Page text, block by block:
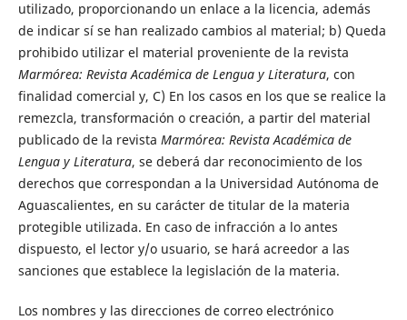
utilizado, proporcionando un enlace a la licencia, además
de indicar sí se han realizado cambios al material; b) Queda
prohibido utilizar el material proveniente de la revista
Marmórea: Revista Académica de Lengua y Literatura, con
finalidad comercial y, C) En los casos en los que se realice la
remezcla, transformación o creación, a partir del material
publicado de la revista Marmórea: Revista Académica de
Lengua y Literatura, se deberá dar reconocimiento de los
derechos que correspondan a la Universidad Autónoma de
Aguascalientes, en su carácter de titular de la materia
protegible utilizada. En caso de infracción a lo antes
dispuesto, el lector y/o usuario, se hará acreedor a las
sanciones que establece la legislación de la materia.
Los nombres y las direcciones de correo electrónico